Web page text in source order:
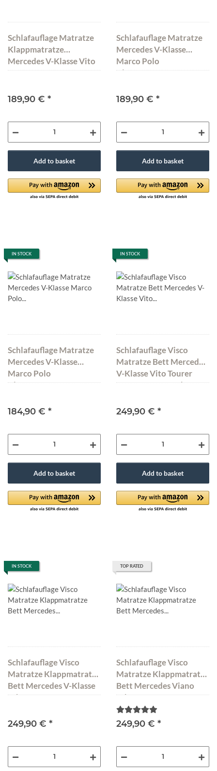
Schlafauflage Matratze
Klappmatratze
Mercedes V-Klasse Vito
Tourer 190x142x8 cm
189,90 € *
Add to basket
Schlafauflage Matratze
Mercedes V-Klasse
Marco Polo
Klappmatratze
189,90 € *
Add to basket
IN STOCK
Schlafauflage Matratze
Mercedes V-Klasse
Marco Polo
Klappmatratze
184,90 € *
Add to basket
IN STOCK
Schlafauflage Visco
Matratze Bett Mercedes
V-Klasse Vito Tourer
190x142x8 cm Schwarz
249,90 € *
Add to basket
IN STOCK
Schlafauflage Visco
Matratze Klappmatratze
Bett Mercedes V-Klasse
Schwarz 185x138x8 cm
249,90 € *
TOP RATED
Schlafauflage Visco
Matratze Klappmatratze
Bett Mercedes Viano
Schwarz 185x144x8 cm
249,90 € *